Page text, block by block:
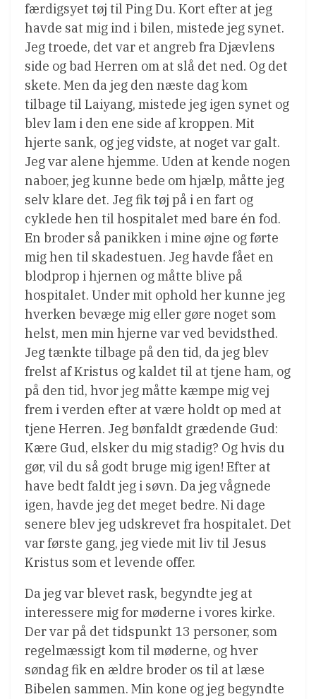
færdigsyet tøj til Ping Du. Kort efter at jeg
havde sat mig ind i bilen, mistede jeg synet.
Jeg troede, det var et angreb fra Djævlens
side og bad Herren om at slå det ned. Og det
skete. Men da jeg den næste dag kom
tilbage til Laiyang, mistede jeg igen synet og
blev lam i den ene side af kroppen. Mit
hjerte sank, og jeg vidste, at noget var galt.
Jeg var alene hjemme. Uden at kende nogen
naboer, jeg kunne bede om hjælp, måtte jeg
selv klare det. Jeg fik tøj på i en fart og
cyklede hen til hospitalet med bare én fod.
En broder så panikken i mine øjne og førte
mig hen til skadestuen. Jeg havde fået en
blodprop i hjernen og måtte blive på
hospitalet. Under mit ophold her kunne jeg
hverken bevæge mig eller gøre noget som
helst, men min hjerne var ved bevidsthed.
Jeg tænkte tilbage på den tid, da jeg blev
frelst af Kristus og kaldet til at tjene ham, og
på den tid, hvor jeg måtte kæmpe mig vej
frem i verden efter at være holdt op med at
tjene Herren. Jeg bønfaldt grædende Gud:
Kære Gud, elsker du mig stadig? Og hvis du
gør, vil du så godt bruge mig igen! Efter at
have bedt faldt jeg i søvn. Da jeg vågnede
igen, havde jeg det meget bedre. Ni dage
senere blev jeg udskrevet fra hospitalet. Det
var første gang, jeg viede mit liv til Jesus
Kristus som et levende offer.
Da jeg var blevet rask, begyndte jeg at
interessere mig for møderne i vores kirke.
Der var på det tidspunkt 13 personer, som
regelmæssigt kom til møderne, og hver
søndag fik en ældre broder os til at læse
Bibelen sammen. Min kone og jeg begyndte